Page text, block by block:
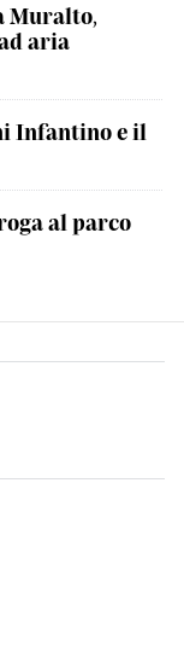
Muralto,
aria
Infantino e il
al parco